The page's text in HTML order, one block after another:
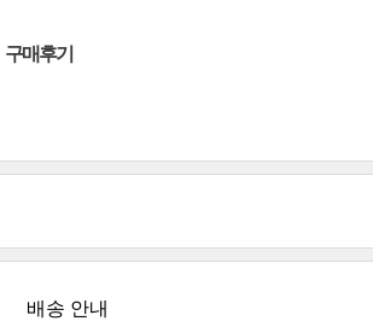
구매후기
배송 안내